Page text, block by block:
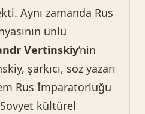
Aynı zamanda Rus
ünlü
Vertinskiy’nin
şarkıcı, söz yazarı
Rus İmparatorluğu
kültürel